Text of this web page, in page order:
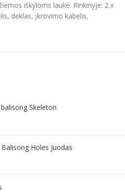
iškyloms lauke. Rinkinyje: 2 x
dėklas, įkrovimo kabelis,
Skeleton
Holes Juodas